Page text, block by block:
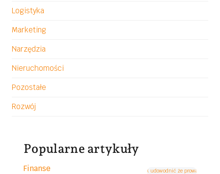
Logistyka
Marketing
Narzędzia
Nieruchomości
Pozostałe
Rozwój
Popularne artykuły
K
Finanse